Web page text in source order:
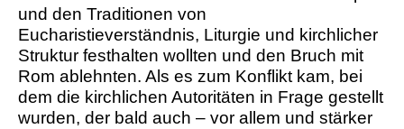
und den Traditionen von
Eucharistieverständnis, Liturgie und kirchlicher
Struktur festhalten wollten und den Bruch mit
Rom ablehnten. Als es zum Konflikt kam, bei
dem die kirchlichen Autoritäten in Frage gestellt
wurden, der bald auch – vor allem und stärker